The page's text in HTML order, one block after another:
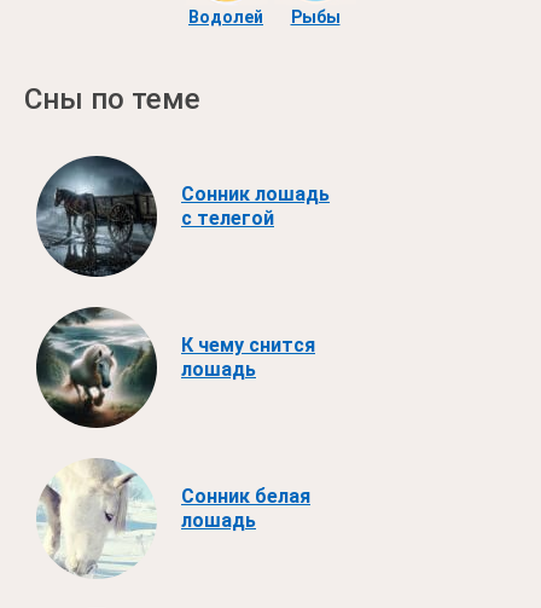
Водолей Рыбы
Сны по теме
Сонник лошадь
с телегой
К чему снится
лошадь
Сонник белая
лошадь